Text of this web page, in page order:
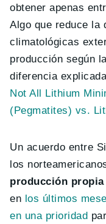
obtener apenas
Algo que reduce la
climatológicas
producción según
diferencia
Not All Lithium
(Pegmatites) vs.
Un acuerdo entre
los
producción
en los últimos
en una prioridad